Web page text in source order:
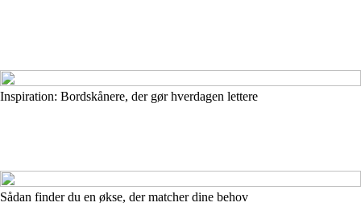
Inspiration: Bordskånere, der gør hverdagen lettere
Sådan finder du en økse, der matcher dine behov